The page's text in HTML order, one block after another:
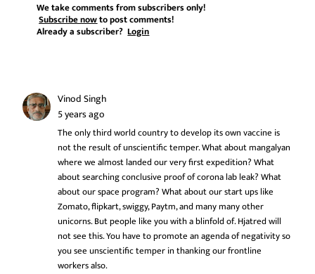
We take comments from subscribers only!
Subscribe nowto post comments!
Already a subscriber?Login
Vinod Singh
5 years ago
The only third world country to develop its own vaccine is
not the result of unscientific temper. What about mangalyan
where we almost landed our very first expedition? What
about searching conclusive proof of corona lab leak? What
about our space program? What about our start ups like
Zomato, flipkart, swiggy, Paytm, and many many other
unicorns. But people like you with a blinfold of. Hjatred will
not see this. You have to promote an agenda of negativity so
you see unscientific temper in thanking our frontline
workers also.